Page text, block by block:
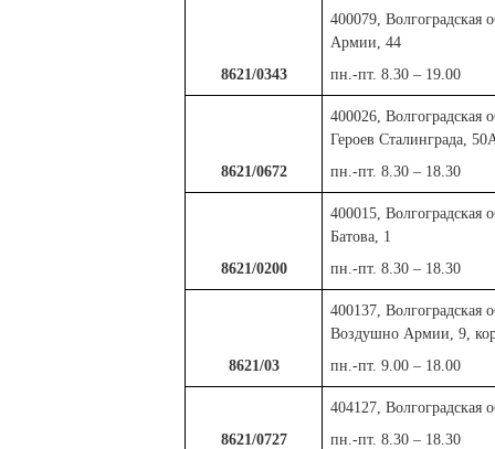
8621/0343
400079, Волгоградская
Армии, 44
пн.-пт. 8.30 – 19.00
8621/0672
400026, Волгоградская
Героев Сталинграда,
пн.-пт. 8.30 – 18.30
8621/0200
400015, Волгоградская
Батова, 1
пн.-пт. 8.30 – 18.30
8621/03
400137, Волгоградская
Воздушно Армии, 9,
пн.-пт. 9.00 – 18.00
8621/0727
404127, Волгоградская
пн.-пт. 8.30 – 18.30